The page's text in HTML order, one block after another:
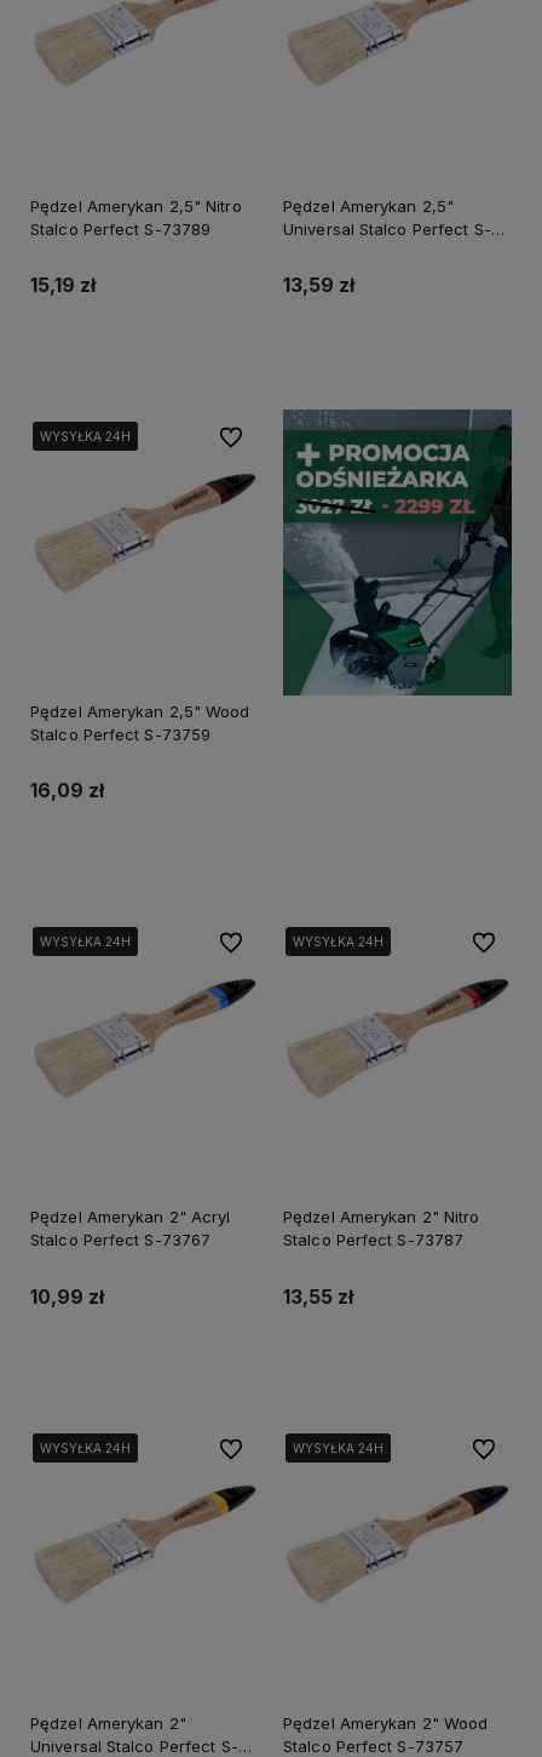
Pędzel Amerykan 2,5" Nitro
Stalco Perfect S-73789
15,19 zł
Pędzel Amerykan 2,5"
Universal Stalco Perfect S-
13,59 zł
WYSYŁKA 24H
WYSYŁKA 24H
WYSYŁKA 24H
Pędzel Amerykan 2,5" Wood
Stalco Perfect S-73759
16,09 zł
Do ulubionych
WYSYŁKA 24H
WYSYŁKA 24H
WYSYŁKA 24H
Pędzel Amerykan 2" Acryl
Stalco Perfect S-73767
10,99 zł
Do ulubionychWYSYŁKA 24H
WYSYŁKA 24H
Pędzel Amerykan 2" Nitro
Stalco Perfect S-73787
13,55 zł
Do
WYSYŁKA 24H
WYSYŁKA 24H
WYSYŁKA 24H
Pędzel Amerykan 2"
Universal Stalco Perfect S-
Do ulubionychWYSYŁKA 24H
WYSYŁKA 24H
WYSYŁKA 24H
Pędzel Amerykan 2" Wood
Stalco Perfect S-73757
Do